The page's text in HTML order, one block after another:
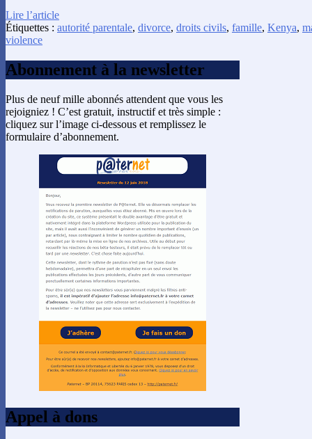
Lire l’article
Étiquettes : autorité parentale, divorce, droits civils, famille, Kenya,
violence
Abonnement à la newsletter
Plus de neuf mille abonnés attendent que vous les
rejoigniez ! C’est gratuit, instructif et très simple :
cliquez sur l’image ci-dessous et remplissez le
formulaire d’abonnement.
Appel à dons